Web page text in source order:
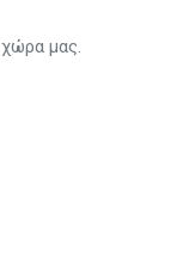
μας.